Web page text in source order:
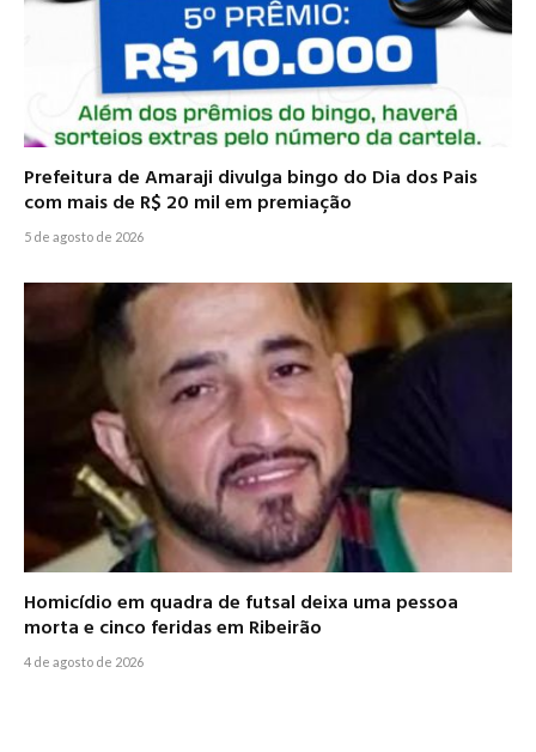
Prefeitura de Amaraji divulga bingo do Dia dos Pais
com mais de R$ 20 mil em premiação
5 de agosto de 2026
Homicídio em quadra de futsal deixa uma pessoa
morta e cinco feridas em Ribeirão
4 de agosto de 2026